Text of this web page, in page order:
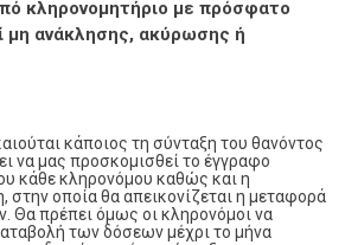
κληρονομητήριο με πρόσφατο
μη ανάκλησης, ακύρωσης ή
κάποιος τη σύνταξη του θανόντος
να μας προσκομισθεί το έγγραφο
κάθε κληρονόμου καθώς και η
στην οποία θα απεικονίζεται η μεταφορά
Θα πρέπει όμως οι κληρονόμοι να
των δόσεων μέχρι το μήνα